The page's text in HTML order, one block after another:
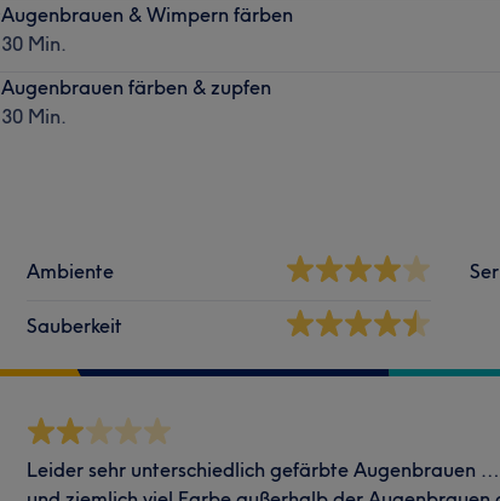
Augenbrauen & Wimpern färben
30 Min.
Augenbrauen färben & zupfen
30 Min.
Ambiente
Sauberkeit
Leider sehr unterschiedlich gefärbte Augenbrauen